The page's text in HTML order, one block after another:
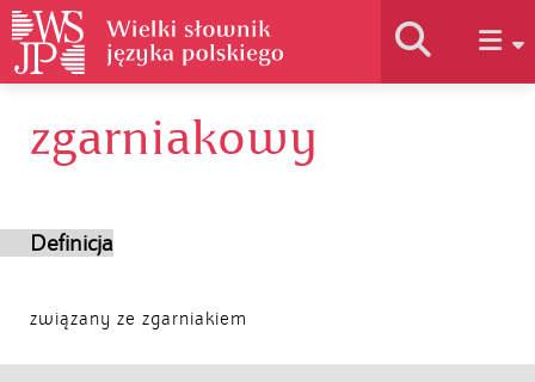
Historia słownika
zgarniakowy
Definicja
związany ze zgarniakiem